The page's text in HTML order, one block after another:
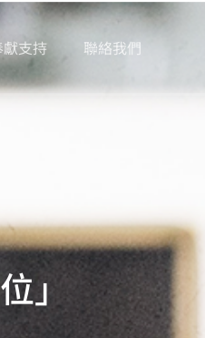
獻支持 聯絡我們
」